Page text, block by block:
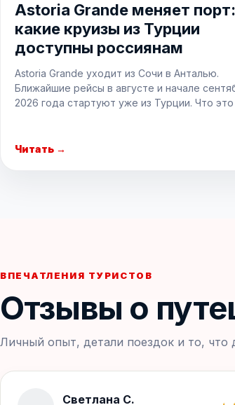
Astoria Grande меняет порт:
какие круизы из Турции
доступны россиянам
Astoria Grande уходит из Сочи в Анталью.
Ближайшие рейсы в августе и начале
2026 года стартуют уже из Турции. Что
Читать →
ВПЕЧАТЛЕНИЯ ТУРИСТОВ
Отзывы о
Личный опыт, детали поездок и то, что
Светлана С.